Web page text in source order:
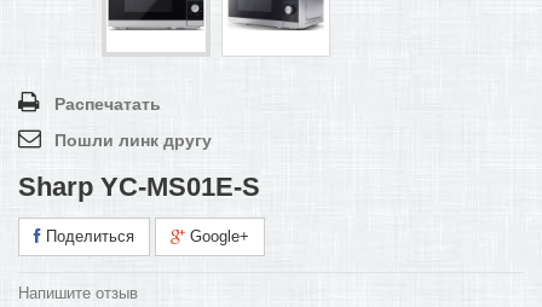
Распечатать
Пошли линк другу
Sharp YC-MS01E-S
Поделиться Google+
Напишите отзыв